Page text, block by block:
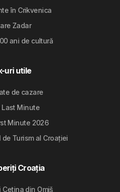
în Crikvenica
Zadar
ani de cultură
uri utile
de cazare
Last Minute
Minute 2026
Turism al Croației
Croația
Cetina din Omiš